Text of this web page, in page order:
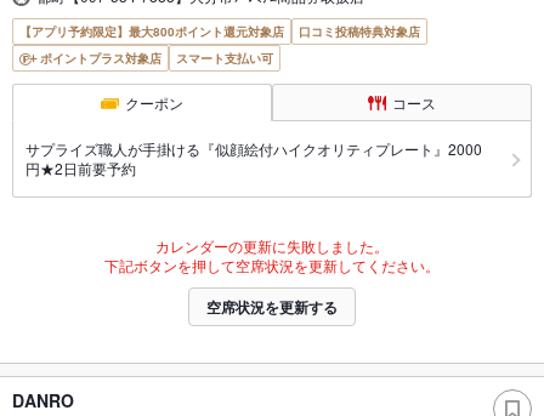
【アプリ予約限定】最大800ポイント還元対象店
口コミ投稿特典対象店
ポイントプラス対象店
スマート支払い可
クーポン コース
サプライズ職人が手掛ける『似顔絵付ハイクオリティプレート』2000
円★2日前要予約
カレンダーの更新に失敗しました。
下記ボタンを押して空席状況を更新してください。
空席状況を更新する
DANRO